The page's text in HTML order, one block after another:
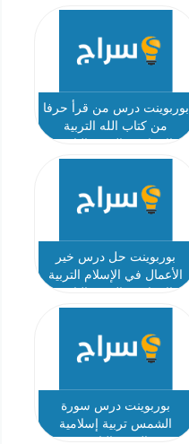
اسلامية ثاني
بوربوينت درس من قرأ حرفا
من كتاب الله التربية
بوربوينت حل درس خير
الأعمال في الإسلام التربية
نموذج 2
بوربوينت درس سورة
الشمس تربية إسلامية